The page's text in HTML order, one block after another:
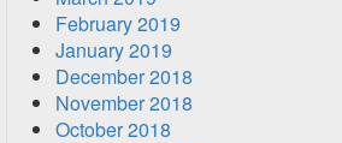
February 2019
January 2019
December 2018
November 2018
October 2018